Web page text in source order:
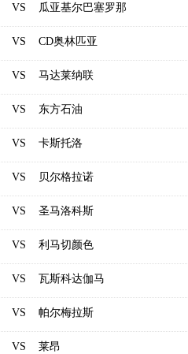
VS 瓜亚基尔巴塞罗那
VS CD奥林匹亚
VS 马达莱纳联
VS 东方石油
VS 卡斯托洛
VS 贝尔格拉诺
VS 圣马洛科斯
VS 利马切颜色
VS 瓦斯科达伽马
VS 帕尔梅拉斯
VS 莱昂